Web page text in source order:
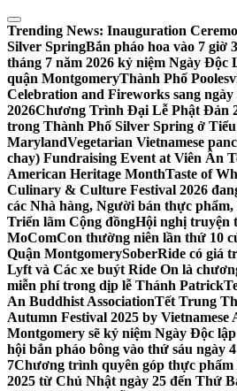
Skip
to
content
Trending News: Inauguration
Silver SpringBắn pháo hoa vào 7 giờ
tháng 7 năm 2026 kỷ niệm Ngày Độc
quận MontgomeryThành Phố
Celebration and Fireworks sang ngày
2026Chương Trình Đại Lễ Phật Đản
trong Thành Phố Silver Spring ở
MarylandVegetarian Vietnamese
chay) Fundraising Event at Viên Ân
American Heritage MonthTaste of
Culinary & Culture Festival 2026
các Nhà hàng, Người bán thực
Triển lãm Cộng đồngHội nghị truyện
MoComCon thường niên lần thứ 10
Quận MontgomerySoberRide có giá
Lyft và Các xe buýt Ride On là
miễn phí trong dịp lễ Thánh Patrick
An Buddhist AssociationTết Trung
Autumn Festival 2025 by Vietnamese
Montgomery sẽ kỷ niệm Ngày Độc
hội bắn pháo bông vào thứ sáu ngày
7Chương trình quyên góp thực
2025 từ Chủ Nhật ngày 25 đến Thứ